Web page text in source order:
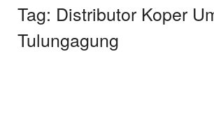
Tag: Distributor Koper
Tulungagung